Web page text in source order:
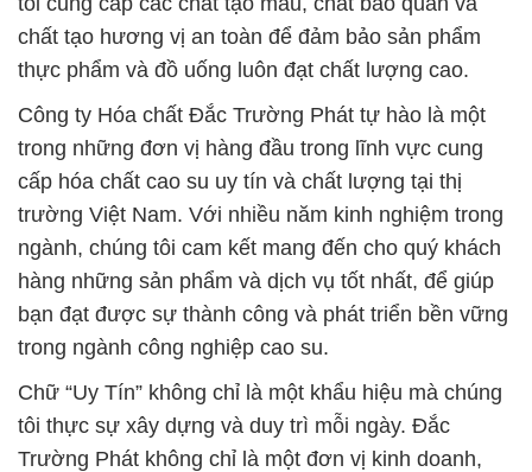
chất tạo hương vị an toàn để đảm bảo sản phẩm
thực phẩm và đồ uống luôn đạt chất lượng cao.
Công ty Hóa chất Đắc Trường Phát tự hào là một
trong những đơn vị hàng đầu trong lĩnh vực cung
cấp hóa chất cao su uy tín và chất lượng tại thị
trường Việt Nam. Với nhiều năm kinh nghiệm trong
ngành, chúng tôi cam kết mang đến cho quý khách
hàng những sản phẩm và dịch vụ tốt nhất, để giúp
bạn đạt được sự thành công và phát triển bền vững
trong ngành công nghiệp cao su.
Chữ “Uy Tín” không chỉ là một khẩu hiệu mà chúng
tôi thực sự xây dựng và duy trì mỗi ngày. Đắc
Trường Phát không chỉ là một đơn vị kinh doanh,